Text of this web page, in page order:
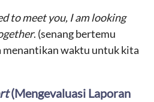
to meet you, I am looking
. (senang bertemu
menantikan waktu untuk kita
(Mengevaluasi Laporan